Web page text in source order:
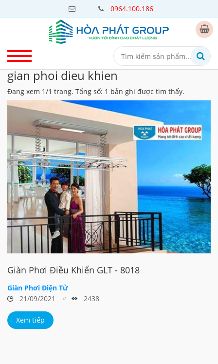
0964.100.186
gian phoi dieu khien
Đang xem 1/1 trang. Tổng số: 1 bản ghi được tìm thấy.
Giàn Phơi Điều Khiển GLT - 8018
Giàn Phơi Điện Tử
21/09/2021
2438
Xem tiếp